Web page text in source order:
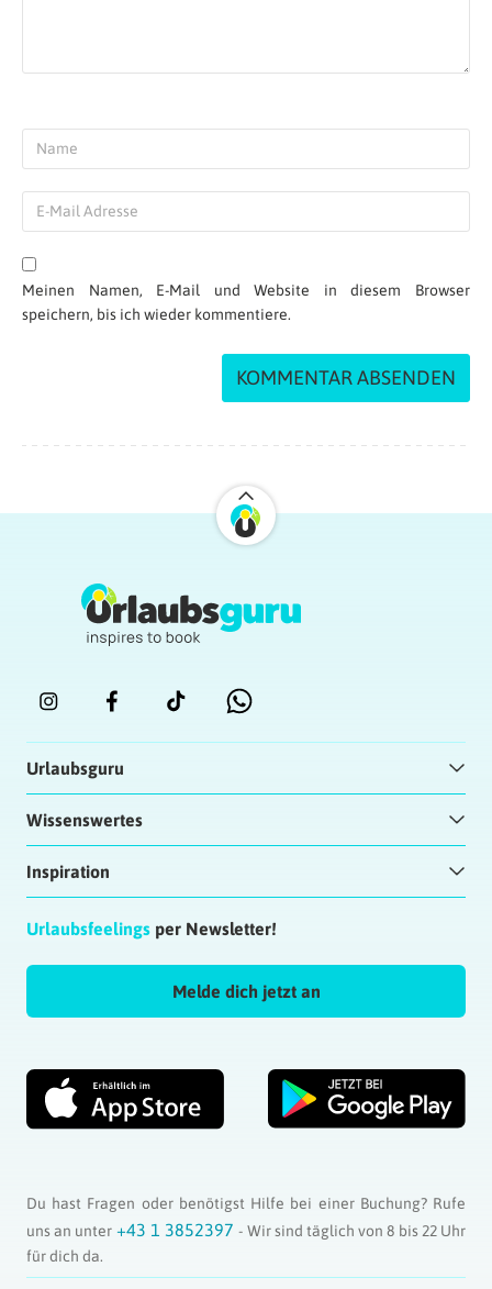
Meinen Namen, E-Mail und Website in diesem Browser
speichern, bis ich wieder kommentiere.
Urlaubsguru
Wissenswertes
Inspiration
Urlaubsfeelings per Newsletter!
Melde dich jetzt an
Du hast Fragen oder benötigst Hilfe bei einer Buchung? Rufe
uns an unter +43 1 3852397- Wir sind täglich von 8 bis 22 Uhr
für dich da.